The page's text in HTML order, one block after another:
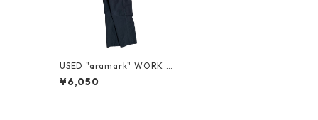
USED "aramark" WORK PA
NTS
¥6,050